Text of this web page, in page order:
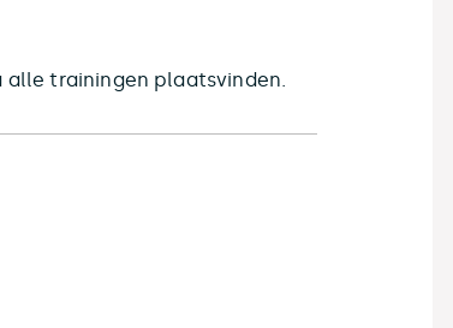
alle trainingen plaatsvinden.